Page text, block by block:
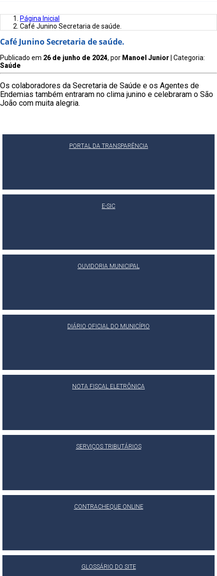
Página Inicial
Café Junino Secretaria de saúde.
Café Junino Secretaria de saúde.
Publicado em 26 de junho de 2024, por Manoel Junior | Categoria:
Saúde
Os colaboradores da Secretaria de Saúde e os Agentes de
Endemias também entraram no clima junino e celebraram o São
João com muita alegria.
PORTAL DA TRANSPARÊNCIA
E-SIC
OUVIDORIA MUNICIPAL
DIÁRIO OFICIAL DO MUNICÍPIO
NOTA FISCAL ELETRÔNICA
SERVIÇOS TRIBUTÁRIOS
CONTRACHEQUE ONLINE
GLOSSÁRIO DO SITE